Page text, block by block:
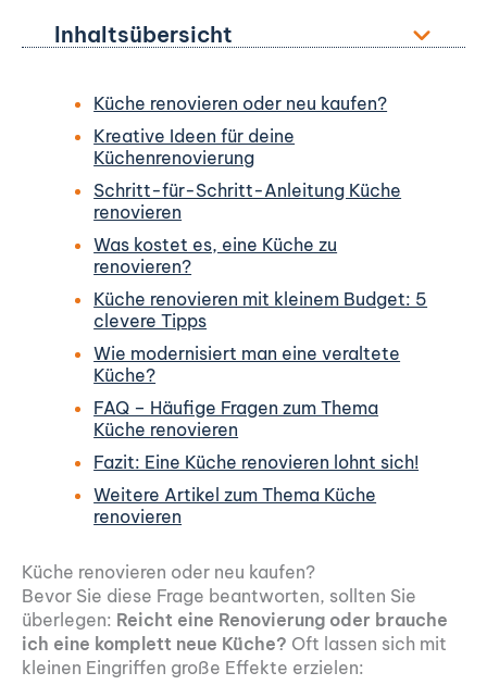
Inhaltsübersicht
Küche renovieren oder neu kaufen?
Kreative Ideen für deine
Küchenrenovierung
Schritt-für-Schritt-Anleitung Küche
renovieren
Was kostet es, eine Küche zu
renovieren?
Küche renovieren mit kleinem Budget: 5
clevere Tipps
Wie modernisiert man eine veraltete
Küche?
FAQ – Häufige Fragen zum Thema
Küche renovieren
Fazit: Eine Küche renovieren lohnt sich!
Weitere Artikel zum Thema Küche
renovieren
Küche renovieren oder neu kaufen?
Bevor Sie diese Frage beantworten, sollten Sie
überlegen: Reicht eine Renovierung oder brauche
ich eine komplett neue Küche? Oft lassen sich mit
kleinen Eingriffen große Effekte erzielen: